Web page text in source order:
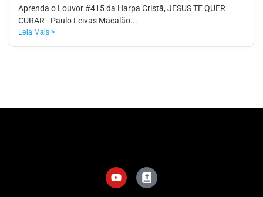
Aprenda o Louvor #415 da Harpa Cristã, JESUS TE QUER
CURAR - Paulo Leivas Macalão...
Leia Mais >